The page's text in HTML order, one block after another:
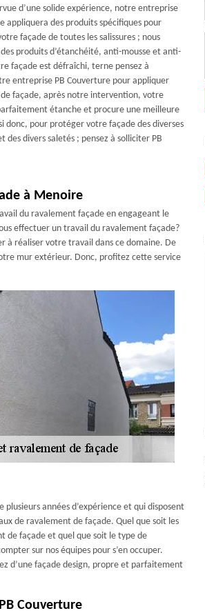
d’une solide expérience, notre entreprise
appliquera des produits spécifiques pour
façade de toutes les salissures ; nous
produits d’étanchéité, anti-mousse et anti-
façade est défraîchi, terne pensez à
entreprise PB Couverture pour appliquer
façade, après notre intervention, votre
étanche et procure une meilleure
donc, pour protéger votre façade des diverses
des divers saletés ; pensez à solliciter PB
à Menoire
du ravalement façade en engageant le
effectuer un travail du ravalement façade?
à réaliser votre travail dans ce domaine. De
mur extérieur. Donc, profitez cette service
années d’expérience et qui disposent
de ravalement de façade. Quel que soit les
de façade et quel que soit le type de
sur nos équipes pour s’en occuper.
d’une façade design, propre et parfaitement
Couverture